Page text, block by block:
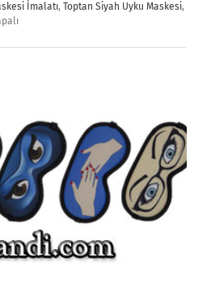
İmalatı, Toptan Siyah Uyku Maskesi,